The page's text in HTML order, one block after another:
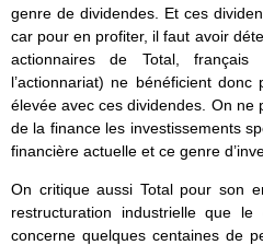
genre de dividendes. Et ces
car pour en profiter, il faut avoir
actionnaires de Total,
l’actionnariat) ne bénéficient donc
élevée avec ces dividendes. On ne
de la finance les investissements
financière actuelle et ce genre
On critique aussi Total pour son
restructuration industrielle que le
concerne quelques centaines de